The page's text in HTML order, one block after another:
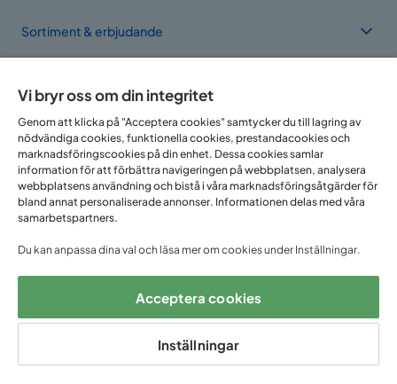
Sortiment & erbjudande
Vi finns i flera länder
Följ oss på:
Vi bryr oss om din integritet
Genom att klicka på "Acceptera cookies" samtycker du till lagring av
nödvändiga cookies, funktionella cookies, prestandacookies och
marknadsföringscookies på din enhet. Dessa cookies samlar
information för att förbättra navigeringen på webbplatsen, analysera
webbplatsens användning och bistå i våra marknadsföringsåtgärder för
bland annat personaliserade annonser. Informationen delas med våra
samarbetspartners.
Du kan anpassa dina val och läsa mer om cookies under Inställningar.
Acceptera cookies
Inställningar